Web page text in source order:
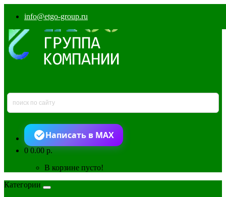
info@etgo-group.ru
Написать в MAX
00.00 р.
В корзине пусто!
Категории